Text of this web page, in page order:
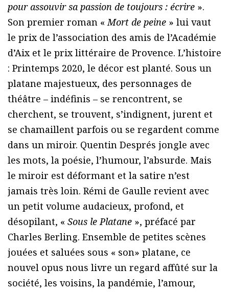
pour assouvir sa passion de toujours : écrire ».
Son premier roman «Mort de peine » lui vaut
le prix de l’association des amis de l’Académie
d’Aix et le prix littéraire de Provence. L’histoire
: Printemps 2020, le décor est planté. Sous un
platane majestueux, des personnages de
théâtre – indéfinis – se rencontrent, se
cherchent, se trouvent, s’indignent, jurent et
se chamaillent parfois ou se regardent comme
dans un miroir. Quentin Després jongle avec
les mots, la poésie, l’humour, l’absurde. Mais
le miroir est déformant et la satire n’est
jamais très loin. Rémi de Gaulle revient avec
un petit volume audacieux, profond, et
désopilant, « Sous le Platane », préfacé par
Charles Berling. Ensemble de petites scènes
jouées et saluées sous « son» platane, ce
nouvel opus nous livre un regard affûté sur la
société, les voisins, la pandémie, l’amour,